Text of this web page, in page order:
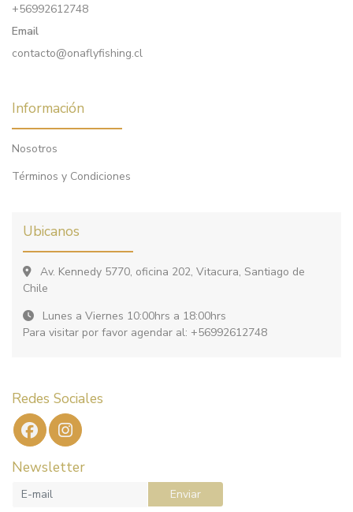
+56992612748
Email
contacto@onaflyfishing.cl
Información
Nosotros
Términos y Condiciones
Ubicanos
Av. Kennedy 5770, oficina 202, Vitacura, Santiago de
Chile
Lunes a Viernes 10:00hrs a 18:00hrs
Para visitar por favor agendar al: +56992612748
Redes Sociales
Newsletter
Enviar